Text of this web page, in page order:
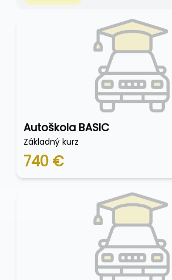
Autoškola BASIC
Základný kurz
740 €